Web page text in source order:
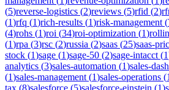
(5)reverse-logistics (2)reviews (5)rfid (2)
(1)rfq (1)rich-results (1)risk-management (
(4)rohs (1)roi (34)roi-optimization (1)
(1)rpa (3)rsc (2)russia (2)saas (25)saas-
stock (1)sage (1)sage-50 (2)sage-intacct (1
analytics (3)sales-automation (1)sales-
(1)sales-management (1)sales-operations (1
tax (8)salesforce (5)salesforce-einstein (1)